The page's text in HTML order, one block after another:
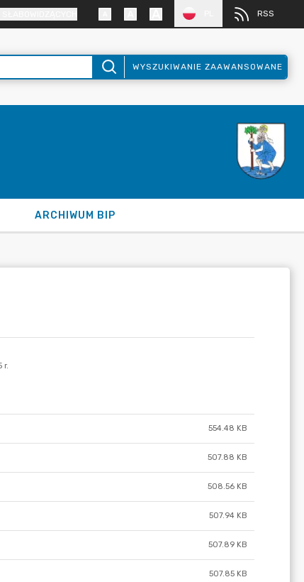
RSS
WYSZUKIWANIE ZAAWANSOWANE
ARCHIWUM BIP
554.48 KB
507.88 KB
508.56 KB
507.94 KB
507.89 KB
507.85 KB